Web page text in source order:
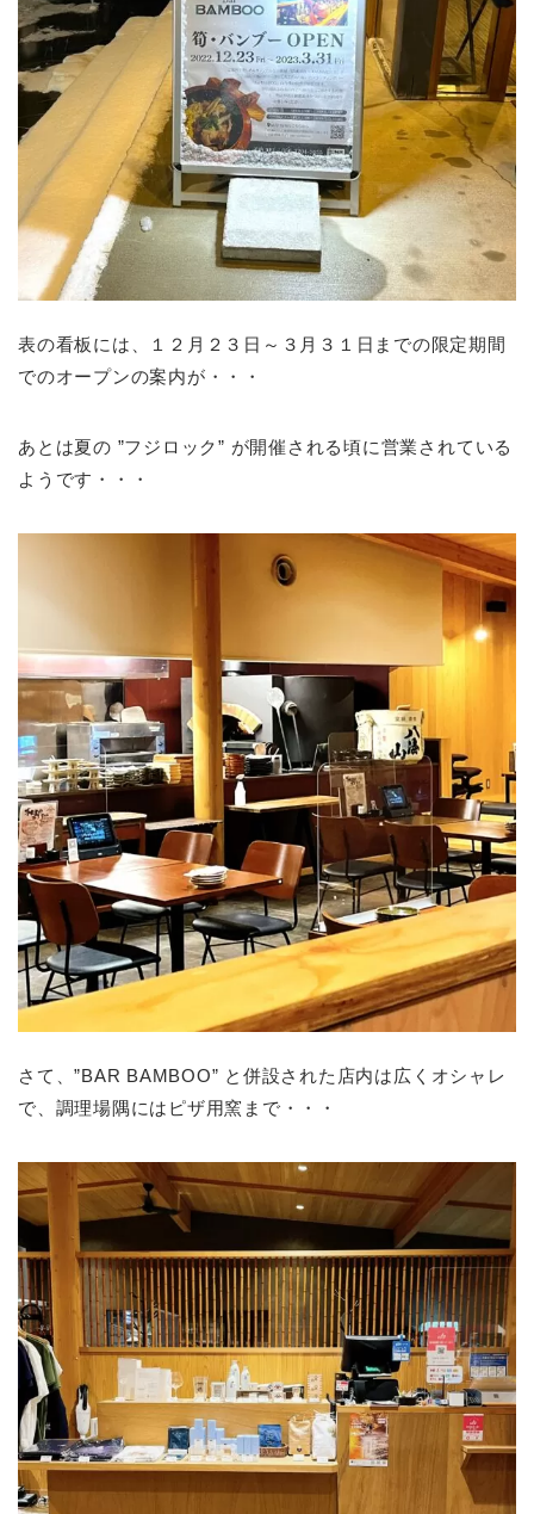
表の看板には、１２月２３日～３月３１日までの限定期間
でのオープンの案内が・・・
あとは夏の ”フジロック” が開催される頃に営業されている
ようです・・・
さて、”BAR BAMBOO” と併設された店内は広くオシャレ
で、調理場隅にはピザ用窯まで・・・